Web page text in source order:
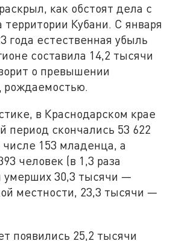
как обстоят дела с
Кубани. С января
года естественная убыль
составила 14,2 тысячи
о превышении
рождаемостью.
в Краснодарском крае
период скончались 53 622
153 младенца, а
человек (в 1,3 раза
30,3 тысячи —
местности, 23,3 тысячи —
появились 25,2 тысячи